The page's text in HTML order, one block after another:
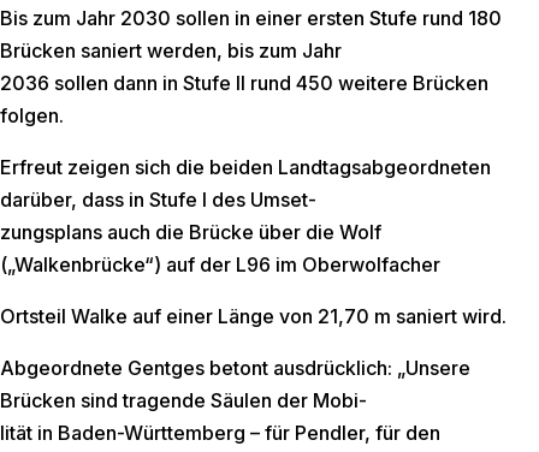
Bis zum Jahr 2030 sollen in einer ersten Stufe rund 180
Brücken saniert werden, bis zum Jahr
2036 sollen dann in Stufe II rund 450 weitere Brücken
folgen.
Erfreut zeigen sich die beiden Landtagsabgeordneten
darüber, dass in Stufe I des Umset-
zungsplans auch die Brücke über die Wolf
(„Walkenbrücke“) auf der L96 im Oberwolfacher
Ortsteil Walke auf einer Länge von 21,70 m saniert wird.
Abgeordnete Gentges betont ausdrücklich: „Unsere
Brücken sind tragende Säulen der Mobi-
lität in Baden-Württemberg – für Pendler, für den